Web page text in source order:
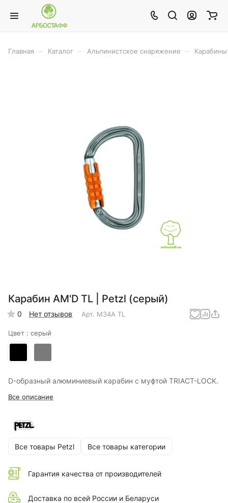
Главная Каталог Альпинистское снаряжение
Карабин AM'D TL | Petzl (серый)
0 Нет отзывов Арт. M34A TL
Цвет : серый
D-образный алюминиевый карабин с муфтой TRIACT-LOCK.
Все описание
Все товары Petzl Все товары категории
Гарантия качества от производителей
Доставка по всей России и Беларуси